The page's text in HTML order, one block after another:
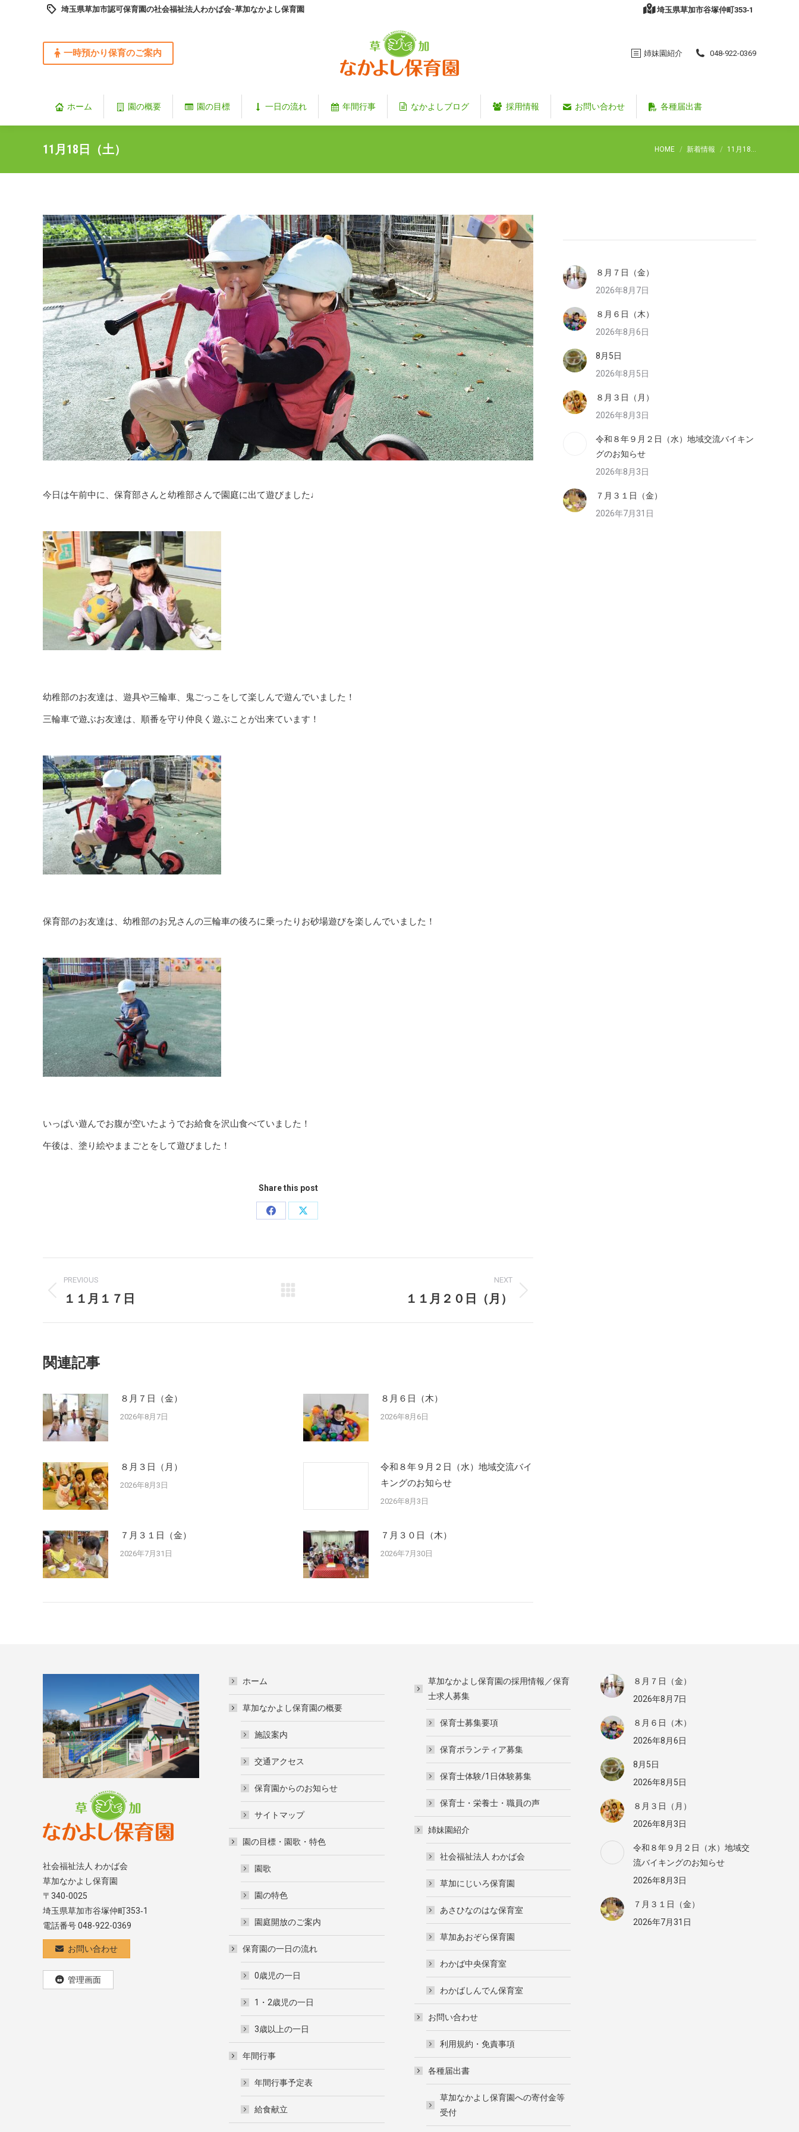
埼玉県草加市認可保育園の社会福祉法人わかば会-草加なかよし保育園 埼玉県草加市谷塚仲町353‐1
一時預かり保育のご案内 姉妹園紹介 048-922-0369
ホーム 園の概要 園の目標 一日の流れ 年間行事 なかよしブログ 採用情報 お問い合わせ 各種届出書
11月18日（土） You are here:
HOME 新着情報 11月18…
今日は午前中に、保育部さんと幼稚部さんで園庭に出て遊びました♩
幼稚部のお友達は、遊具や三輪車、鬼ごっこをして楽しんで遊んでいました！
三輪車で遊ぶお友達は、順番を守り仲良く遊ぶことが出来ています！
保育部のお友達は、幼稚部のお兄さんの三輪車の後ろに乗ったりお砂場遊びを楽しんでいました！
いっぱい遊んでお腹が空いたようでお給食を沢山食べていました！
午後は、塗り絵やままごとをして遊びました！
Share this post
Share
Share
navigation
PREVIOUS
Previous
１１月１７日
NEXT
１１月２０日（月）
関連記事
８月７日（金）
2026年8月7日
８月６日（木）
2026年8月6日
８月３日（月）
2026年8月3日
令和８年９月２日（水）地域交流バイ
キングのお知らせ
2026年8月3日
７月３１日（金）
2026年7月31日
７月３０日（木）
2026年7月30日
８月７日（金）
2026年8月7日
８月６日（木）
2026年8月6日
8月5日
2026年8月5日
８月３日（月）
2026年8月3日
令和８年９月２日（水）地域交流バイキン
グのお知らせ
2026年8月3日
７月３１日（金）
2026年7月31日
社会福祉法人 わかば会
草加なかよし保育園
〒340-0025
埼玉県草加市谷塚仲町353‐1
電話番号 048-922-0369
お問い合わせ
管理画面
ホーム
草加なかよし保育園の概要
施設案内
交通アクセス
保育園からのお知らせ
サイトマップ
園の目標・園歌・特色
園歌
園の特色
園庭開放のご案内
保育園の一日の流れ
0歳児の一日
1・2歳児の一日
3歳以上の一日
年間行事
年間行事予定表
給食献立
草加なかよし保育園の採用情報／保育
士求人募集
保育士募集要項
保育ボランティア募集
保育士体験/1日体験募集
保育士・栄養士・職員の声
姉妹園紹介
社会福祉法人 わかば会
草加にじいろ保育園
あさひなのはな保育室
草加あおぞら保育園
わかば中央保育室
わかばしんでん保育室
お問い合わせ
利用規約・免責事項
各種届出書
草加なかよし保育園への寄付金等
受付
８月７日（金）
2026年8月7日
８月６日（木）
2026年8月6日
8月5日
2026年8月5日
８月３日（月）
2026年8月3日
令和８年９月２日（水）地域交
流バイキングのお知らせ
2026年8月3日
７月３１日（金）
2026年7月31日